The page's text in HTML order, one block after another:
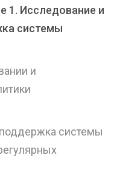
1. Исследование и
системы
и
системы